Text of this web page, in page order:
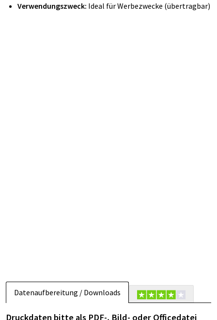
Verwendungszweck: Ideal für Werbezwecke (übertragbar)
Datenaufbereitung / Downloads
Druckdaten bitte als PDF-, Bild- oder Officedatei